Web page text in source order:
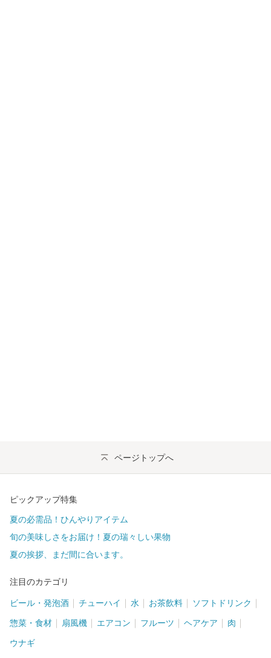
ページトップへ
ピックアップ特集
夏の必需品！ひんやりアイテム
旬の美味しさをお届け！夏の瑞々しい果物
夏の挨拶、まだ間に合います。
注目のカテゴリ
ビール・発泡酒 チューハイ 水 お茶飲料 ソフトドリンク
惣菜・食材 扇風機 エアコン フルーツ ヘアケア 肉
ウナギ